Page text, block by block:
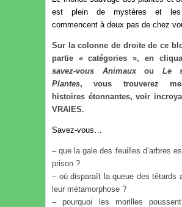
est plein de mystères et les
commencent à deux pas de chez
Sur la colonne de droite de ce
partie « catégories », en
savez-vous Animauxou Le
Plantes, vous trouverez
histoires étonnantes, voir
VRAIES.
Savez-vous…
– que la gale des feuilles d’arbres
prison ?
– où disparaît la queue des têtards
leur métamorphose ?
– pourquoi les morilles